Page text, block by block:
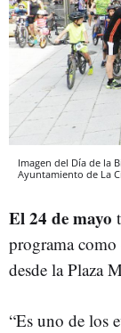
Imagen del Día de la
Ayuntamiento de La
El 24 de mayo
programa como
desde la Plaza
“Es uno de los